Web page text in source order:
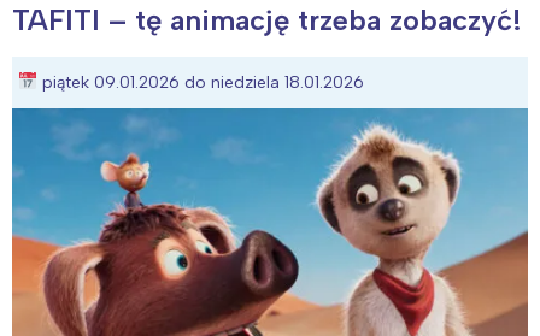
TAFITI – tę animację trzeba zobaczyć!
piątek 09.01.2026 do niedziela 18.01.2026